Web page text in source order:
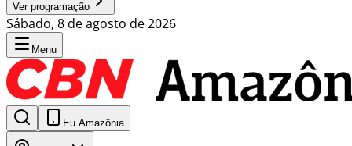
Ver programação
Sábado, 8 de agosto de 2026
Menu
Eu Amazônia